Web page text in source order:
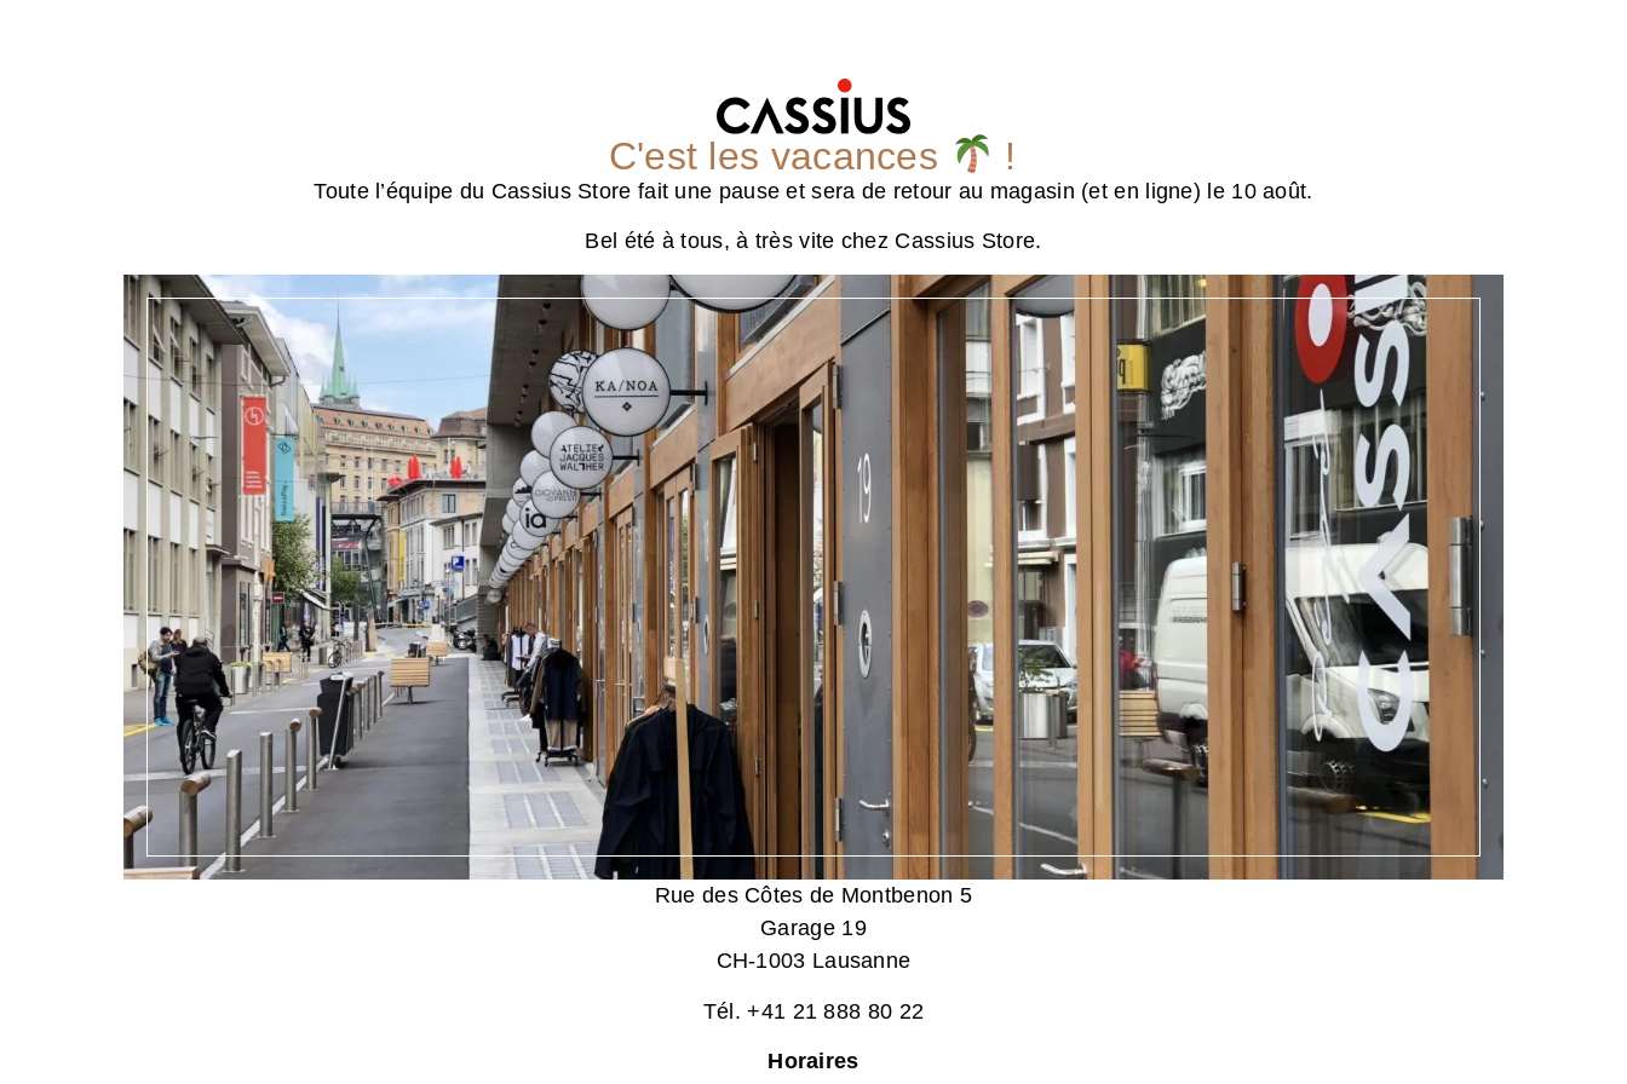
C'est les vacances !
Toute l’équipe du Cassius Store fait une pause et sera de retour au magasin (et en ligne) le 10 août.
Bel été à tous, à très vite chez Cassius Store.
Rue des Côtes de Montbenon 5
Garage 19
CH-1003 Lausanne
Tél. +41 21 888 80 22
Horaires